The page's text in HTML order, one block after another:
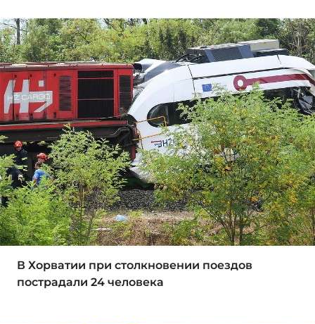
В Хорватии при столкновении поездов
пострадали 24 человека